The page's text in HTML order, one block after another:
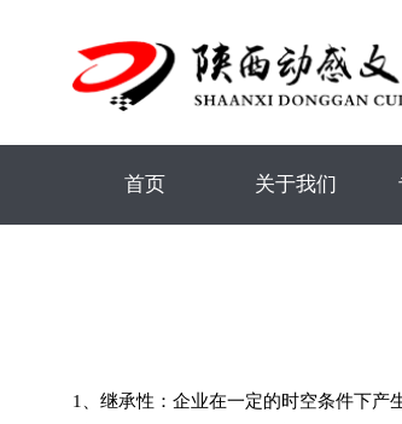
首页 关于我们
1、继承性：企业在一定的时空条件下产